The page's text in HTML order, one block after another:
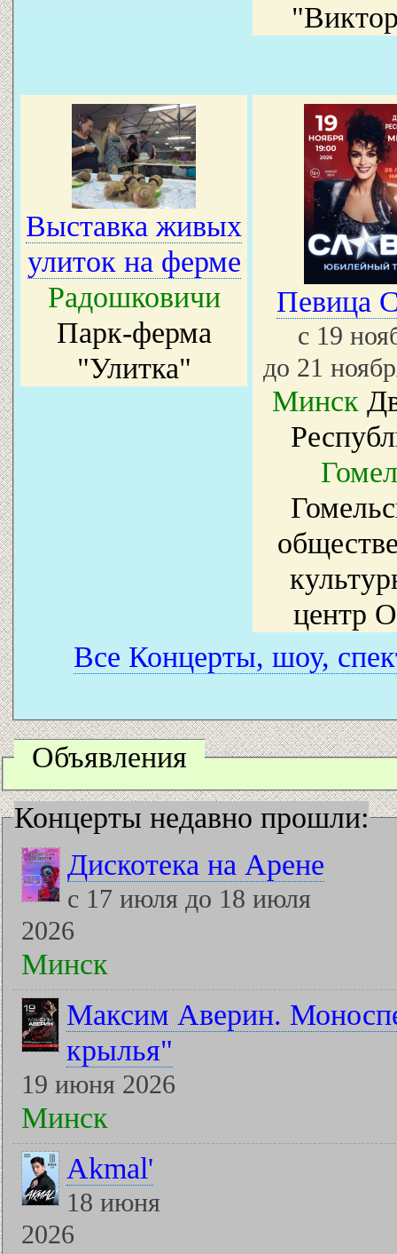
Выставка живых
улиток на ферме
Радошковичи
Парк-ферма
"Улитка"
Певица
с 19
до 21
Минск
центр
Все Концерты, шоу,
Объявления
Концерты недавно прошли:
Дискотека на Арене
с 17 июля до 18 июля
2026
Минск
Максим Аверин.
крылья"
19 июня 2026
Минск
Akmal'
18 июня
2026